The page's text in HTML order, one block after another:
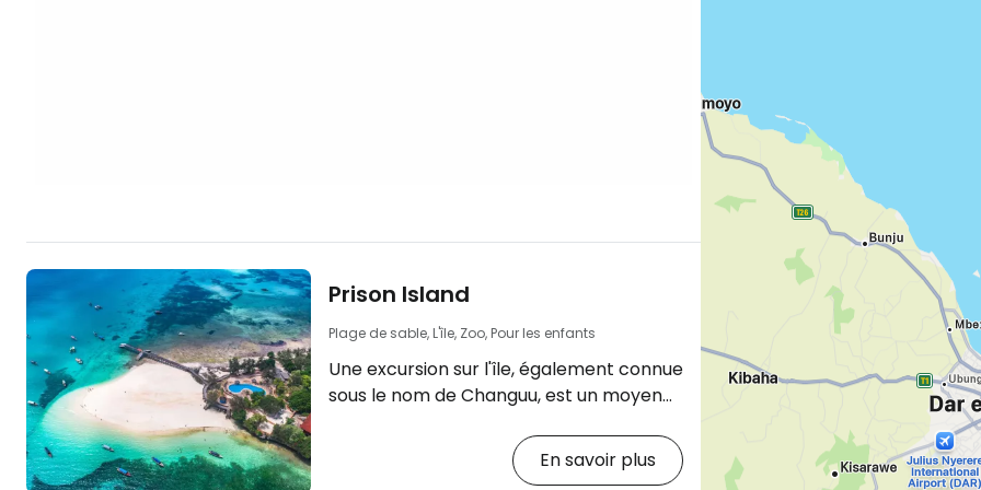
Prison Island
Plage de sable, L'île, Zoo, Pour les enfants
Une excursion sur l'île, également connue
sous le nom de Changuu, est un moyen
l'agitation de Stone Town. On y trouve
une belle plage, de bonnes conditions de
En savoir plus